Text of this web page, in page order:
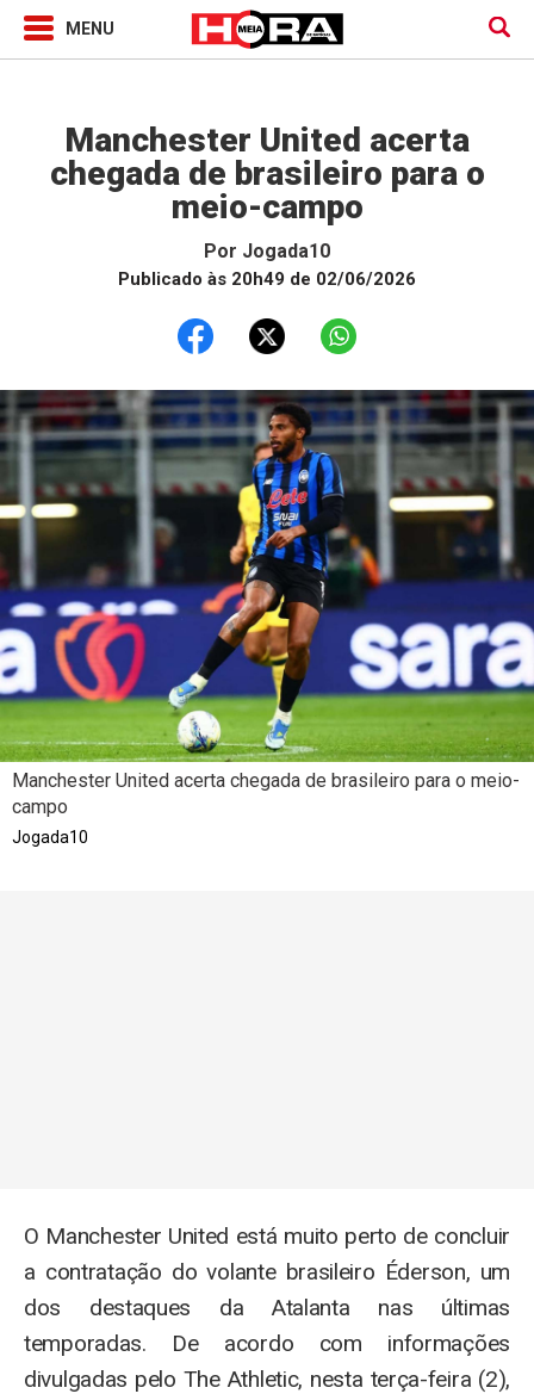
Manchester United acerta
chegada de brasileiro para o
meio-campo
Por Jogada10
Publicado às 20h49 de 02/06/2026
Manchester United acerta chegada de brasileiro para o meio-
campo
Jogada10
O Manchester United está muito perto de concluir
a contratação do volante brasileiro Éderson, um
dos destaques da Atalanta nas últimas
temporadas. De acordo com informações
divulgadas pelo The Athletic, nesta terça-feira (2),